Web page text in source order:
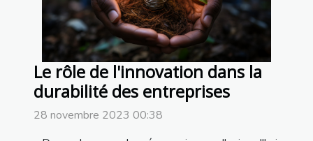
Le rôle de l'innovation dans la
durabilité des entreprises
28 novembre 2023 00:38